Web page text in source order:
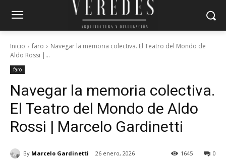
Inicio faro
Navegar la memoria colectiva. El Teatro del Mondo de
Aldo Rossi |...
faro
Navegar la memoria colectiva.
El Teatro del Mondo de Aldo
Rossi | Marcelo Gardinetti
By Marcelo Gardinetti 26 enero, 2026 0
1645